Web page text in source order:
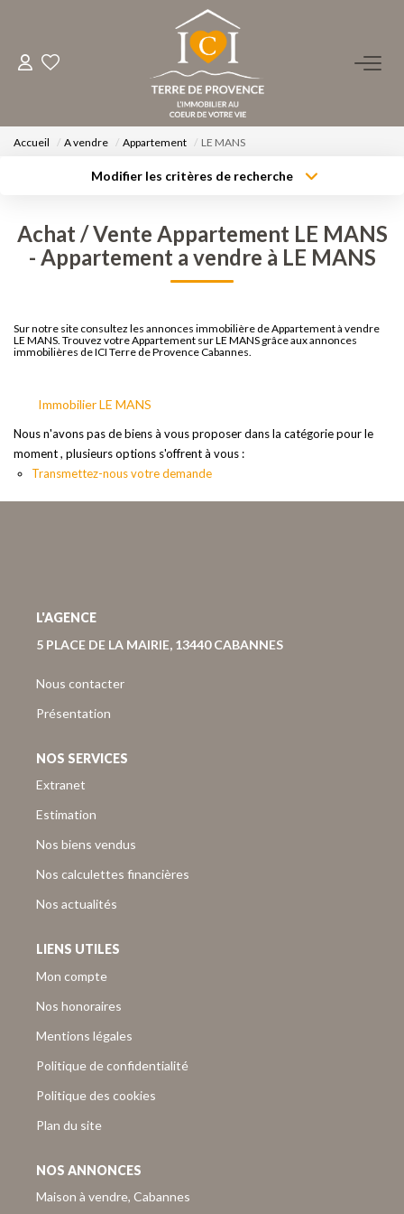
ACHETER
LOUER
FAIRE GÉRER
Qui Sommes-Nous ?
Nos Actualités
Nos Avis Clients
Accueil A vendre Appartement LE MANS
Modifier les critères de recherche
Sélectionnez...
Type de bien
Surface min
Créer une alerte
Achat / Vente Appartement LE MANS
- Appartement a vendre à LE MANS
Sur notre site consultez les annonces immobilière de Appartement à vendre
LE MANS. Trouvez votre Appartement sur LE MANS grâce aux annonces
immobilières de ICI Terre de Provence Cabannes.
Immobilier LE MANS
Nous n'avons pas de biens à vous proposer dans la catégorie pour le
moment , plusieurs options s'offrent à vous :
Transmettez-nous votre demande
L'AGENCE
5 PLACE DE LA MAIRIE, 13440 CABANNES
Nous contacter
Présentation
NOS SERVICES
Extranet
Estimation
Nos biens vendus
Nos calculettes financières
Nos actualités
LIENS UTILES
Mon compte
Nos honoraires
Mentions légales
Politique de confidentialité
Politique des cookies
Plan du site
NOS ANNONCES
Maison à vendre, Cabannes